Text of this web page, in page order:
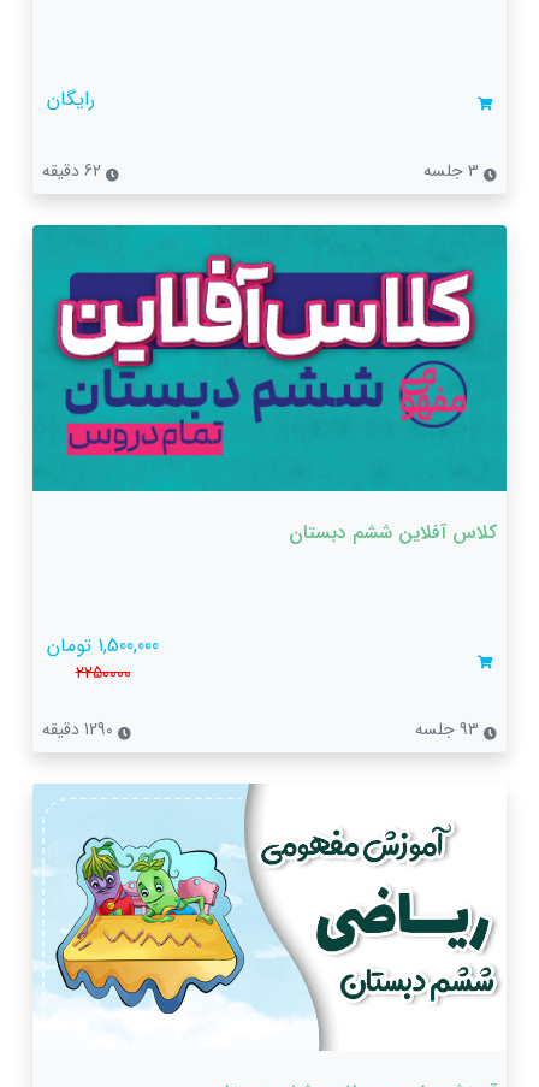
رایگان
کلاس آفلاین ششم دبستان
1,500,000 تومان
2250000